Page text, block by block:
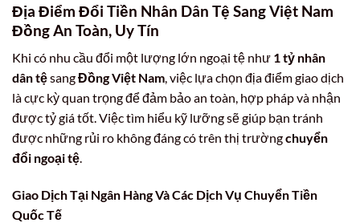
Địa Điểm Đổi Tiền Nhân Dân Tệ Sang Việt Nam
Đồng An Toàn, Uy Tín
Khi có nhu cầu đổi một lượng lớn ngoại tệ như 1 tỷ nhân
dân tệsangĐồng Việt Nam, việc lựa chọn địa điểm giao dịch
là cực kỳ quan trọng để đảm bảo an toàn, hợp pháp và nhận
được tỷ giá tốt. Việc tìm hiểu kỹ lưỡng sẽ giúp bạn tránh
được những rủi ro không đáng có trên thị trườngchuyển
đổi ngoại tệ.
Giao Dịch Tại Ngân Hàng Và Các Dịch Vụ Chuyển Tiền
Quốc Tế